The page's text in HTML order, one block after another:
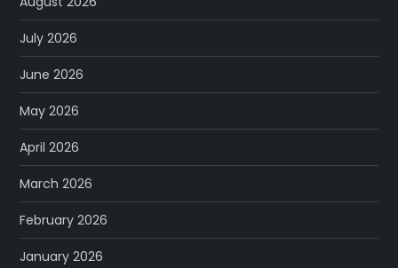
July 2026
June 2026
May 2026
April 2026
March 2026
February 2026
January 2026